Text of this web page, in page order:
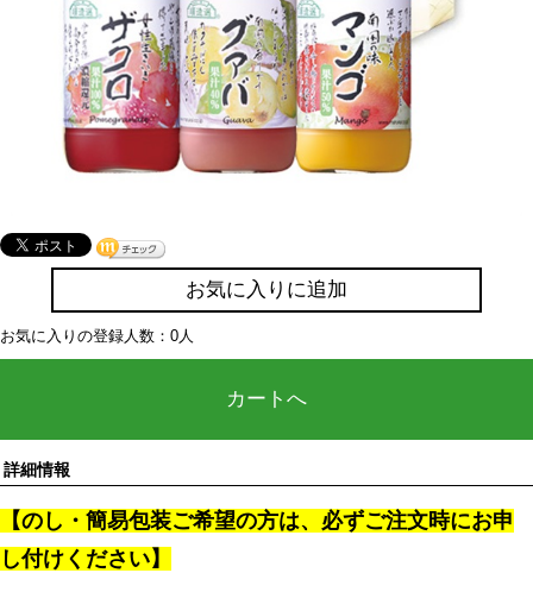
お気に入りに追加
お気に入りの登録人数：0人
カートへ
詳細情報
【のし・簡易包装ご希望の方は、必ずご注文時にお申
し付けください】